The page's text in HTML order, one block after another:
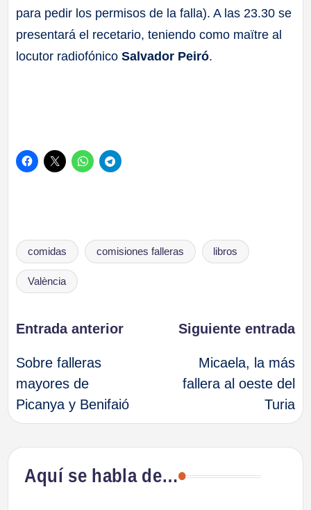
para pedir los permisos de la falla). A las 23.30 se
presentará el recetario, teniendo como maïtre al
locutor radiofónicoSalvador Peiró.
Etiquetas:
comidas comisiones falleras libros
València
Navegación
de
entradas
Entrada anterior
Sobre falleras
mayores de
Picanya y Benifaió
Siguiente entrada
Micaela, la más
fallera al oeste del
Turia
Aquí se habla de…